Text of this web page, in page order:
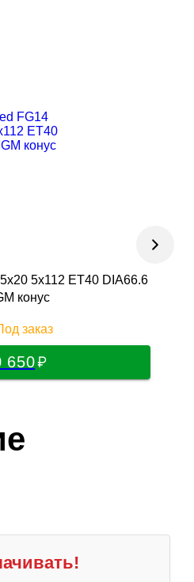
5x112 ET40 DIA66.6
конус
заказ
650